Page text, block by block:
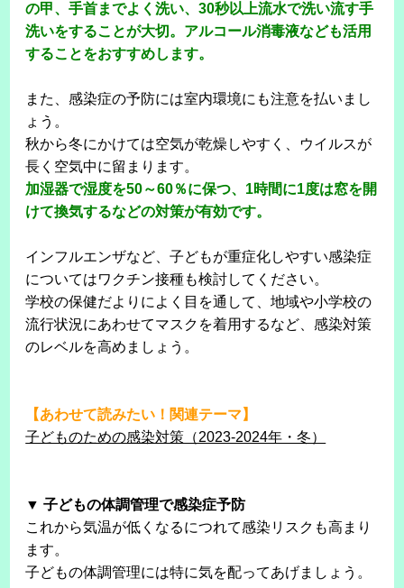
の甲、手首までよく洗い、30秒以上流水で洗い流す手
洗いをすることが大切。アルコール消毒液なども活用
することをおすすめします。
また、感染症の予防には室内環境にも注意を払いまし
ょう。
秋から冬にかけては空気が乾燥しやすく、ウイルスが
長く空気中に留まります。
加湿器で湿度を50～60％に保つ、1時間に1度は窓を開
けて換気するなどの対策が有効です。
インフルエンザなど、子どもが重症化しやすい感染症
についてはワクチン接種も検討してください。
学校の保健だよりによく目を通して、地域や小学校の
流行状況にあわせてマスクを着用するなど、感染対策
のレベルを高めましょう。
【あわせて読みたい！関連テーマ】
子どものための感染対策（2023-2024年・冬）
▼ 子どもの体調管理で感染症予防
これから気温が低くなるにつれて感染リスクも高まり
ます。
子どもの体調管理には特に気を配ってあげましょう。